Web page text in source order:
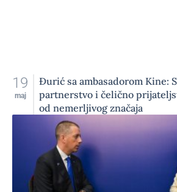
19
maj
Đurić sa ambasadorom Kine:
partnerstvo i čelično
od nemerljivog značaja